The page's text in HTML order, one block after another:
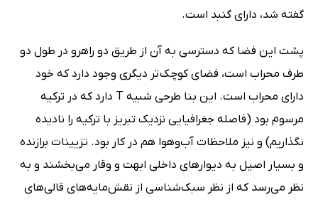
گفته شد، دارای گنبد است.
پشت این فضا که دسترسی به آن از طریق دو راهرو در طول دو
طرف محراب است، فضای کوچک تر دیگری وجود دارد که خود
دارای محراب است. این بنا طرحی شبیه T دارد که در ترکیه
مرسوم بود (فاصله جغرافیایی نزدیک تبریز با ترکیه را نادیده
نگذاریم) و نیز ملاحظات آب‌وهوا هم در کار بود. تزیینات برازنده
و بسیار اصیل به دیوارهای داخلی ابهت و وقار می‌بخشند و به
نظر می‌رسد که از نظر سبک‌شناسی از نقش‌مایه‌های قالی‌های